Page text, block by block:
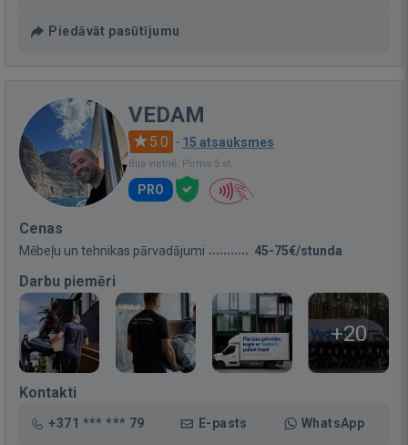
Piedāvāt pasūtījumu
VEDAM
5.0 · 15 atsauksmes
Bija vietnē: Pirms 5 st.
PRO
Cenas
Mēbeļu un tehnikas pārvadājumi 45-75€/stunda
Darbu piemēri
+20
Kontakti
+371 *** *** 79 E-pasts WhatsApp